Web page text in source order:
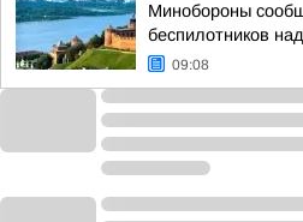
Минобороны
беспилотников
09:08